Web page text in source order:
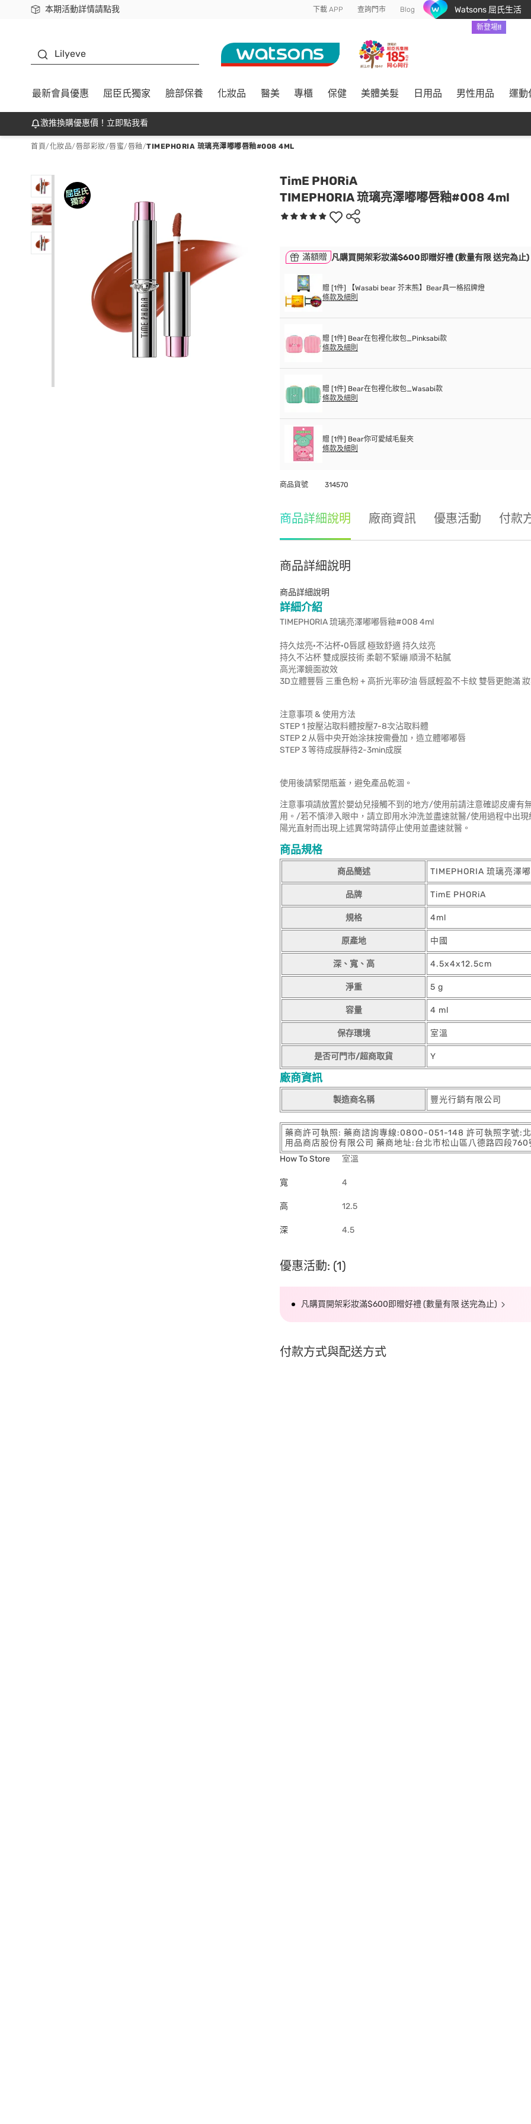
本期活動詳情請點我
下載app最高回饋$350 下載 APP 查詢門市 Blog Watsons 屈氏生活
新登場!!
Lilyeve
最新會員優惠 屈臣氏獨家 臉部保養 化妝品 醫美 專櫃 保健 美體美髮 日用品 男性用品 運動
激推換購優惠價！立即點我看
首頁/化妝品/唇部彩妝/唇蜜/唇釉/TIMEPHORIA 琉璃亮澤嘟嘟唇釉#008 4ML
TimE PHORiA
TIMEPHORIA 琉璃亮澤嘟嘟唇釉#008 4ml
滿額贈 凡購買開架彩妝滿$600即贈好禮 (數量有限 送完為止)
贈 [1件] 【Wasabi bear 芥末熊】Bear具一格招牌燈
條款及細則
贈 [1件] Bear在包裡化妝包_Pinksabi款
條款及細則
贈 [1件] Bear在包裡化妝包_Wasabi款
條款及細則
贈 [1件] Bear你可愛絨毛髮夾
條款及細則
商品貨號 314570
商品詳細說明 廠商資訊 優惠活動 付款
商品詳細說明
商品詳細說明
詳細介紹
TIMEPHORIA 琉璃亮澤嘟嘟唇釉#008 4ml
持久炫亮·不沾杯·0唇感 極致舒適 持久炫亮
持久不沾杯 雙成膜技術 柔韌不緊繃 順滑不粘膩
高光澤鏡面妝效
3D立體豐唇 三重色粉 + 高折光率矽油 唇感輕盈不卡紋 雙唇更飽滿
注意事项 & 使用方法
STEP 1 按壓沾取料體按壓7-8次沾取料體
STEP 2 从唇中央开始涂抹按需疊加，造立體嘟嘟唇
STEP 3 等待成膜靜待2-3min成膜
使用後請緊閉瓶蓋，避免產品乾涸。
注意事項請放置於嬰幼兒接觸不到的地方/使用前請注意確認皮膚有
用。/若不慎滲入眼中，請立即用水沖洗並盡速就醫/使用過程中出
陽光直射而出現上述異常時請停止使用並盡速就醫。
商品規格
商品簡述 TIMEPHORIA 琉璃亮澤
品牌 TimE PHORiA
規格 4ml
原產地 中國
深、寬、高 4.5x4x12.5cm
淨重 5 g
容量 4 ml
保存環境 室溫
是否可門市/超商取貨 Y
廠商資訊
製造商名稱 豐光行銷有限公司
藥商許可執照: 藥商諮詢專線:0800-051-148 許可執照字號:
用品商店股份有限公司 藥商地址:台北市松山區八德路四段
How To Store
室溫
寬 4
高 12.5
深 4.5
優惠活動: (1)
凡購買開架彩妝滿$600即贈好禮 (數量有限 送完為止)
付款方式與配送方式